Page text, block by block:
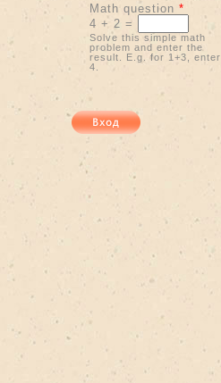
Math question *
4 + 2 =
Solve this simple math
problem and enter the
result. E.g. for 1+3, enter
4.